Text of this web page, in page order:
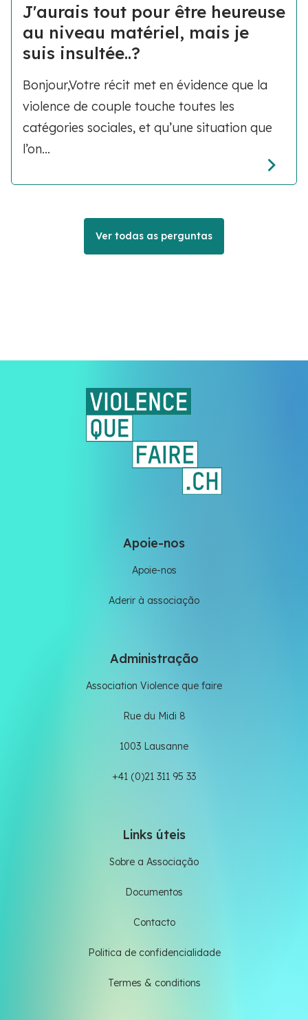
J'aurais tout pour être heureuse
au niveau matériel, mais je
suis insultée..?
Bonjour,Votre récit met en évidence que la
violence de couple touche toutes les
catégories sociales, et qu’une situation que
l’on...
Ver todas as perguntas
Apoie-nos
Apoie-nos
Aderir à associação
Administração
Association Violence que faire
Rue du Midi 8
1003 Lausanne
+41 (0)21 311 95 33
Links úteis
Sobre a Associação
Documentos
Contacto
Politica de confidencialidade
Termes & conditions